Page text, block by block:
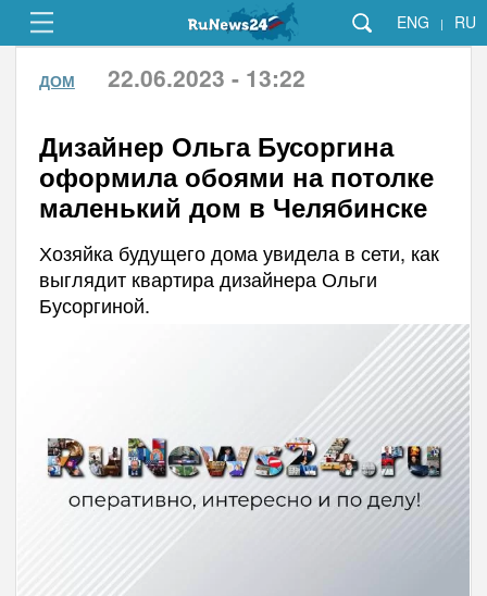
ENG | RU
ДОМ 22.06.2023 - 13:22
Дизайнер Ольга Бусоргина
оформила обоями на потолке
маленький дом в Челябинске
Хозяйка будущего дома увидела в сети, как
выглядит квартира дизайнера Ольги
Бусоргиной.